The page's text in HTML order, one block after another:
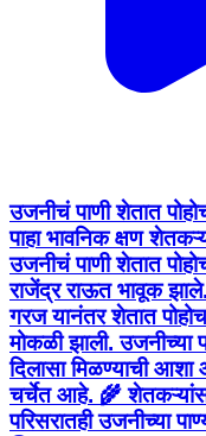
उजनीचं पाणी शेतात
पाहा भावनिक क्षण
उजनीचं पाणी शेतात
राजेंद्र राऊत भावूक झाले.
गरज यानंतर शेतात
मोकळी झाली. उजनीच्या
दिलासा मिळण्याची आशा
चर्चेत आहे. 🌾
परिसरातही उजनीच्या